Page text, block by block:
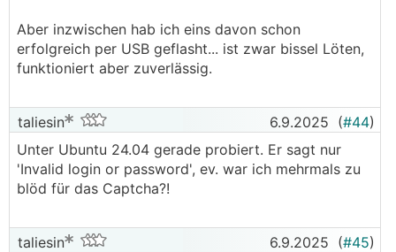
Aber inzwischen hab ich eins davon schon
erfolgreich per USB geflasht... ist zwar bissel Löten,
funktioniert aber zuverlässig.
taliesin 6.9.2025 (#44)
Unter Ubuntu 24.04 gerade probiert. Er sagt nur
'Invalid login or password', ev. war ich mehrmals zu
blöd für das Captcha?!
taliesin 6.9.2025 (#45)